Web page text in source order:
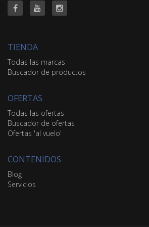
TIENDA
Todas las marcas
Buscador de productos
OFERTAS
Todas las ofertas
Buscador de ofertas
Ofertas 'al vuelo'
CONTENIDOS
Blog
Servicios